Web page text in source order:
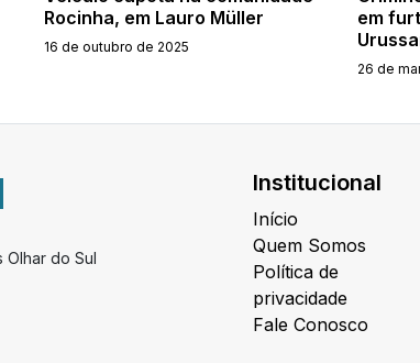
Rocinha, em Lauro Müller
16 de outubro de 2025
em
26 de
do Sul
Institucional
Início
Quem Somos
Política de
privacidade
Fale Conosco